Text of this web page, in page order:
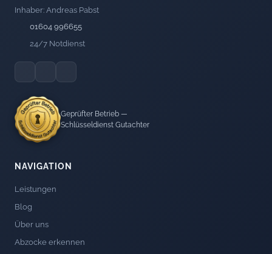
Inhaber: Andreas Pabst
01604 996655
24/7 Notdienst
Geprüfter Betrieb —
Schlüsseldienst Gutachter
NAVIGATION
Leistungen
Blog
Über uns
Abzocke erkennen